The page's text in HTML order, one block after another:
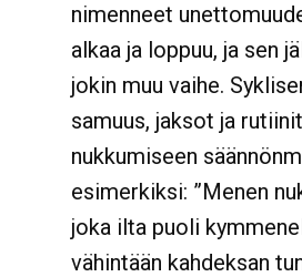
nimenneet
alkaa ja loppuu, ja sen
jokin muu vaihe.
samuus, jaksot ja
nukkumiseen
esimerkiksi: ”Menen
joka ilta puoli
vähintään kahdeksan